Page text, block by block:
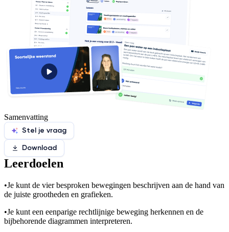
Samenvatting
Stel je vraag
Download
Leerdoelen
•Je kunt de vier besproken bewegingen beschrijven aan de hand van
de juiste grootheden en grafieken.
•Je kunt een eenparige rechtlijnige beweging herkennen en de
bijbehorende diagrammen interpreteren.